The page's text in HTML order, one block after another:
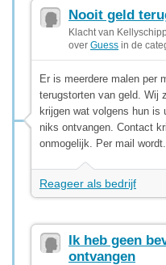
Nooit geld
Klacht van
over Guess in de
Er is meerdere malen per
terugstorten van geld. Wij
krijgen wat volgens hun is
niks ontvangen. Contact
onmogelijk. Per mail
Reageer als bedrijf
Ik heb geen
ontvangen